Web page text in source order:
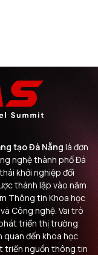
tạo Đà Nẵng là đơn
nghệ thành phố Đà
khởi nghiệp đổi
thành lập vào năm
Thông tin Khoa học
Công nghệ. Vai trò
triển thị trường
đến khoa học
triển nguồn thông tin